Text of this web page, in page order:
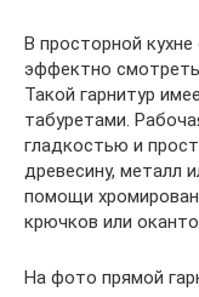
В просторной
эффектно
Такой гарнитур
табуретами.
гладкостью и
древесину, металл
помощи
крючков или
На фото прямой